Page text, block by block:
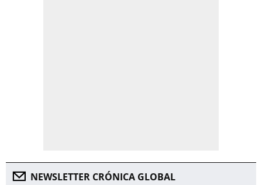
NEWSLETTER CRÓNICA GLOBAL